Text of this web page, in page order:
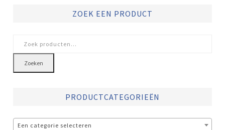
ZOEK EEN PRODUCT
naar:
Zoeken
PRODUCTCATEGORIEËN
Een categorie selecteren